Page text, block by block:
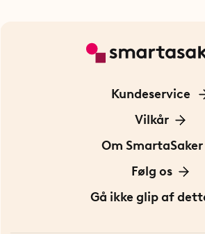
Kundeservice
Kontakt os
Vilkår
Information om
Privatlivspolitik
Om SmartaSaker
Om os
Vores historie
Følg os
Opfindere
Gå ikke glip af